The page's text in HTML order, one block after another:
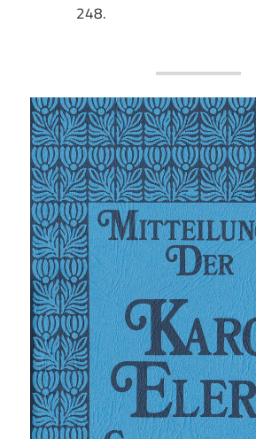
248.